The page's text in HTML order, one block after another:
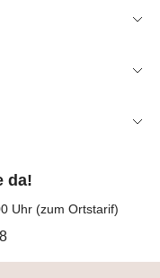
da!
Uhr (zum Ortstarif)